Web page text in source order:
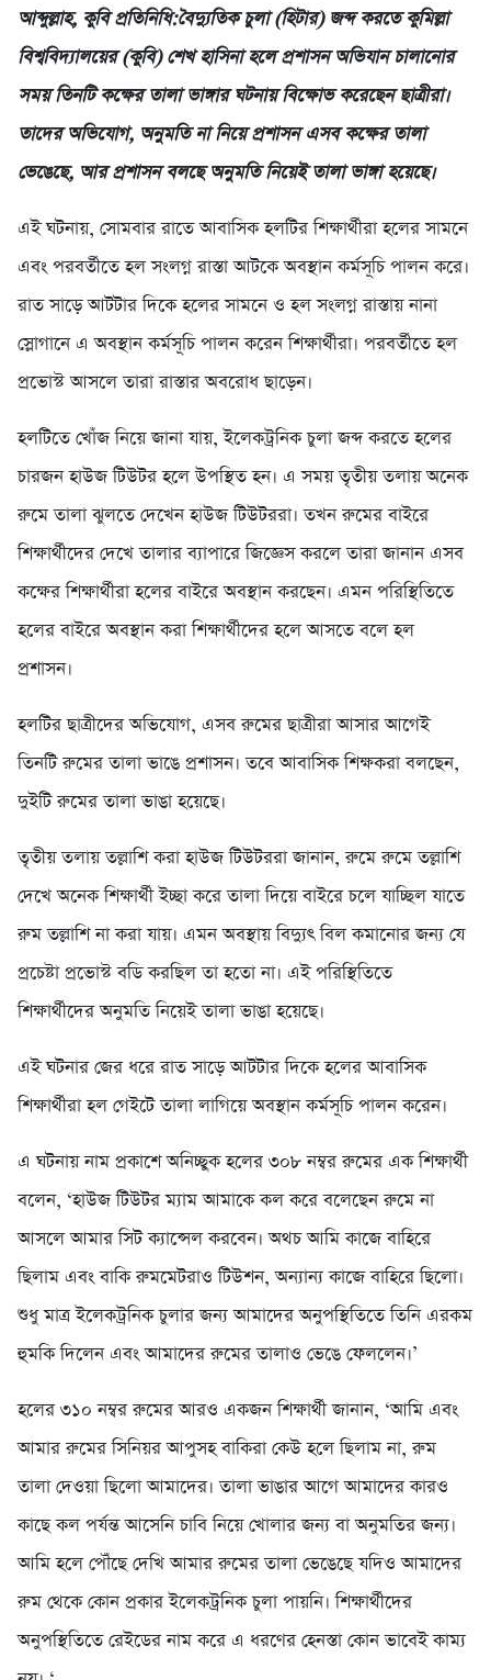
আব্দুল্লাহ, কুবি প্রতিনিধি:বৈদ্যুতিক চুলা (হিটার) জব্দ করতে কুমিল্লা
বিশ্ববিদ্যালয়ের (কুবি) শেখ হাসিনা হলে প্রশাসন অভিযান চালানোর
সময় তিনটি কক্ষের তালা ভাঙ্গার ঘটনায় বিক্ষোভ করেছেন ছাত্রীরা।
তাদের অভিযোগ, অনুমতি না নিয়ে প্রশাসন এসব কক্ষের তালা
ভেঙেছে, আর প্রশাসন বলছে অনুমতি নিয়েই তালা ভাঙ্গা হয়েছে।
এই ঘটনায়, সোমবার রাতে আবাসিক হলটির শিক্ষার্থীরা হলের সামনে
এবং পরবর্তীতে হল সংলগ্ন রাস্তা আটকে অবস্থান কর্মসূচি পালন করে।
রাত সাড়ে আটটার দিকে হলের সামনে ও হল সংলগ্ন রাস্তায় নানা
স্লোগানে এ অবস্থান কর্মসূচি পালন করেন শিক্ষার্থীরা। পরবর্তীতে হল
প্রভোস্ট আসলে তারা রাস্তার অবরোধ ছাড়েন।
হলটিতে খোঁজ নিয়ে জানা যায়, ইলেকট্রনিক চুলা জব্দ করতে হলের
চারজন হাউজ টিউটর হলে উপস্থিত হন। এ সময় তৃতীয় তলায় অনেক
রুমে তালা ঝুলতে দেখেন হাউজ টিউটররা। তখন রুমের বাইরে
শিক্ষার্থীদের দেখে তালার ব্যাপারে জিজ্ঞেস করলে তারা জানান এসব
কক্ষের শিক্ষার্থীরা হলের বাইরে অবস্থান করছেন। এমন পরিস্থিতিতে
হলের বাইরে অবস্থান করা শিক্ষার্থীদের হলে আসতে বলে হল
প্রশাসন।
হলটির ছাত্রীদের অভিযোগ, এসব রুমের ছাত্রীরা আসার আগেই
তিনটি রুমের তালা ভাঙে প্রশাসন। তবে আবাসিক শিক্ষকরা বলছেন,
দুইটি রুমের তালা ভাঙা হয়েছে।
তৃতীয় তলায় তল্লাশি করা হাউজ টিউটররা জানান, রুমে রুমে তল্লাশি
দেখে অনেক শিক্ষার্থী ইচ্ছা করে তালা দিয়ে বাইরে চলে যাচ্ছিল যাতে
রুম তল্লাশি না করা যায়। এমন অবস্থায় বিদ্যুৎ বিল কমানোর জন্য যে
প্রচেষ্টা প্রভোস্ট বডি করছিল তা হতো না। এই পরিস্থিতিতে
শিক্ষার্থীদের অনুমতি নিয়েই তালা ভাঙা হয়েছে।
এই ঘটনার জের ধরে রাত সাড়ে আটটার দিকে হলের আবাসিক
শিক্ষার্থীরা হল গেইটে তালা লাগিয়ে অবস্থান কর্মসূচি পালন করেন।
এ ঘটনায় নাম প্রকাশে অনিচ্ছুক হলের ৩০৮ নম্বর রুমের এক শিক্ষার্থী
বলেন, ‘হাউজ টিউটর ম্যাম আমাকে কল করে বলেছেন রুমে না
আসলে আমার সিট ক্যান্সেল করবেন। অথচ আমি কাজে বাহিরে
ছিলাম এবং বাকি রুমমেটরাও টিউশন, অন্যান্য কাজে বাহিরে ছিলো।
শুধু মাত্র ইলেকট্রনিক চুলার জন্য আমাদের অনুপস্থিতিতে তিনি এরকম
হুমকি দিলেন এবং আমাদের রুমের তালাও ভেঙে ফেললেন।’
হলের ৩১০ নম্বর রুমের আরও একজন শিক্ষার্থী জানান, ‘আমি এবং
আমার রুমের সিনিয়র আপুসহ বাকিরা কেউ হলে ছিলাম না, রুম
তালা দেওয়া ছিলো আমাদের। তালা ভাঙার আগে আমাদের কারও
কাছে কল পর্যন্ত আসেনি চাবি নিয়ে খোলার জন্য বা অনুমতির জন্য।
আমি হলে পৌঁছে দেখি আমার রুমের তালা ভেঙেছে যদিও আমাদের
রুম থেকে কোন প্রকার ইলেকট্রনিক চুলা পায়নি। শিক্ষার্থীদের
অনুপস্থিতিতে রেইডের নাম করে এ ধরণের হেনস্তা কোন ভাবেই কাম্য